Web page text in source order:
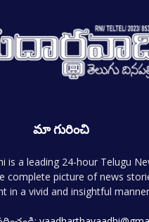
మా గురించి
is a leading 24-hour Telugu
complete picture of news
in a vivid and insightful